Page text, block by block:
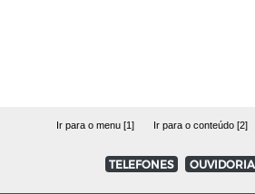
Ir para o menu [1] Ir para o conteúdo [2]
TELEFONES OUVIDORIA